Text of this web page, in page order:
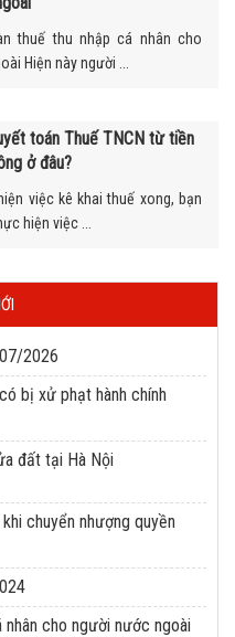
thuế thu nhập cá nhân cho
Hiện này người ...
toán Thuế TNCN từ tiền
ở đâu?
việc kê khai thuế xong, bạn
hiện việc ...
2026
bị xử phạt hành chính
đất tại Hà Nội
chuyển nhượng quyền
cho người nước ngoài